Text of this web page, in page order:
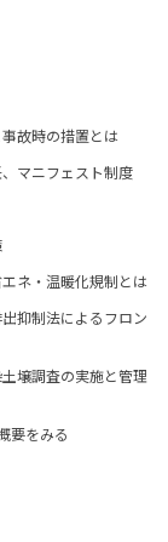
故時の措置とは
マニフェスト制度
ネ・温暖化規制とは
抑制法によるフロン
壌調査の実施と管理
要をみる